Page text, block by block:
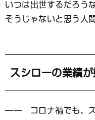
いつは出世するだろう
そうじゃないと思う人
スシローの業績
―― コロナ禍でも、ス